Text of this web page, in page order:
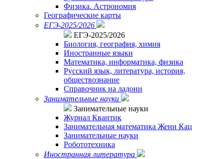
Физика. Астрономия
Географические карты
ЕГЭ-2025/2026
ЕГЭ-2025/2026
Биология, география, химия
Иностранные языки
Математика, информатика, физика
Русский язык, литература, история,
обществознание
Справочник на ладони
Занимательные науки
Занимательные науки
Журнал Квантик
Занимательная математика Жени Кац
Занимательные науки
Робототехника
Иностранная литература